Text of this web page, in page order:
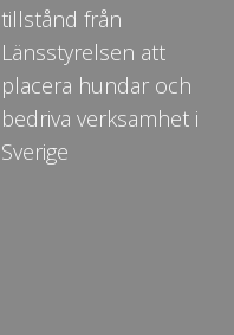
tillstånd från
Länsstyrelsen att
placera hundar och
bedriva verksamhet i
Sverige